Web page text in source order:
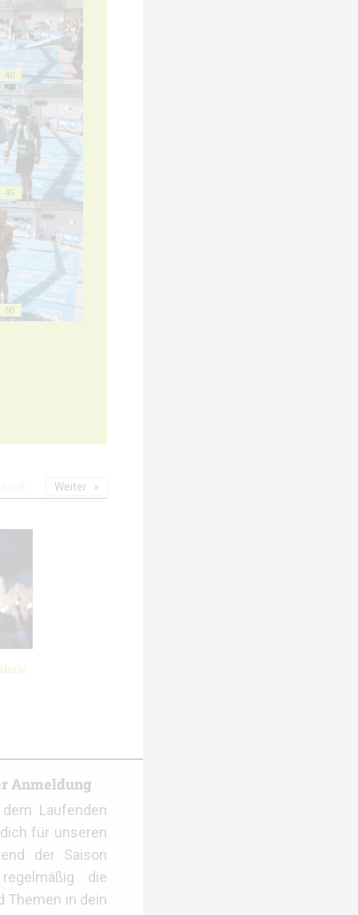
40
45
50
Weiter
Anmeldung
Laufenden
für unseren
der Saison
die
Themen in dein